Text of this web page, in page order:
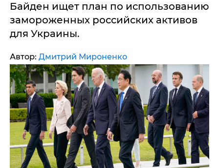
Байден ищет план по использованию
замороженных российских активов
для Украины.
Автор: Дмитрий Мироненко